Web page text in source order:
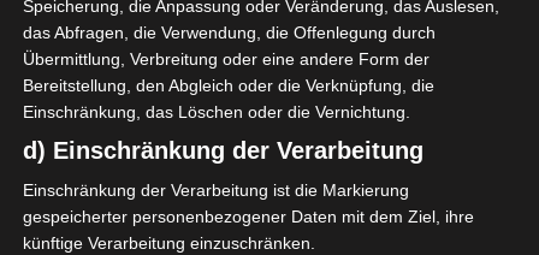
Speicherung, die Anpassung oder Veränderung, das Auslesen,
das Abfragen, die Verwendung, die Offenlegung durch
Übermittlung, Verbreitung oder eine andere Form der
Bereitstellung, den Abgleich oder die Verknüpfung, die
Einschränkung, das Löschen oder die Vernichtung.
d) Einschränkung der Verarbeitung
Einschränkung der Verarbeitung ist die Markierung
gespeicherter personenbezogener Daten mit dem Ziel, ihre
künftige Verarbeitung einzuschränken.